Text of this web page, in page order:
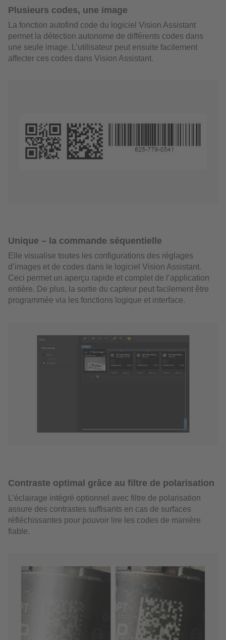
Plusieurs codes, une image
La fonction autofind code du logiciel Vision Assistant
permet la détection autonome de différents codes dans
une seule image. L’utilisateur peut ensuite facilement
affecter ces codes dans Vision Assistant.
Unique – la commande séquentielle
Elle visualise toutes les configurations des réglages
d’images et de codes dans le logiciel Vision Assistant.
Ceci permet un aperçu rapide et complet de l’application
entière. De plus, la sortie du capteur peut facilement être
programmée via les fonctions logique et interface.
Contraste optimal grâce au filtre de polarisation
L’éclairage intégré optionnel avec filtre de polarisation
assure des contrastes suffisants en cas de surfaces
réfléchissantes pour pouvoir lire les codes de manière
fiable.